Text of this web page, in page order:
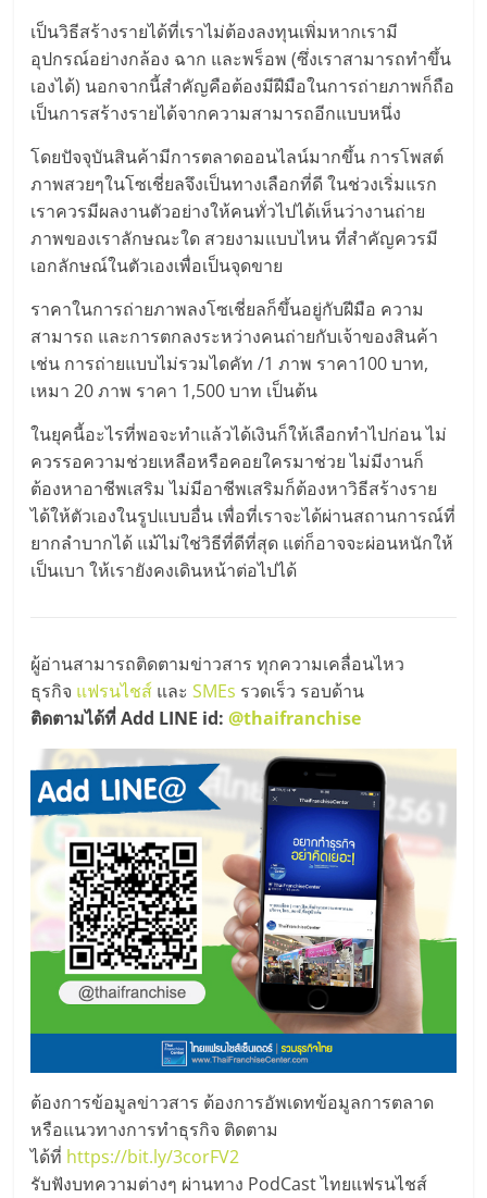
เป็นวิธีสร้างรายได้ที่เราไม่ต้องลงทุนเพิ่มหากเรามี
อุปกรณ์อย่างกล้อง ฉาก และพร็อพ (ซึ่งเราสามารถทำขึ้น
เองได้) นอกจากนี้สำคัญคือต้องมีฝีมือในการถ่ายภาพก็ถือ
เป็นการสร้างรายได้จากความสามารถอีกแบบหนึ่ง
โดยปัจจุบันสินค้ามีการตลาดออนไลน์มากขึ้น การโพสต์
ภาพสวยๆในโซเชี่ยลจึงเป็นทางเลือกที่ดี ในช่วงเริ่มแรก
เราควรมีผลงานตัวอย่างให้คนทั่วไปได้เห็นว่างานถ่าย
ภาพของเราลักษณะใด สวยงามแบบไหน ที่สำคัญควรมี
เอกลักษณ์ในตัวเองเพื่อเป็นจุดขาย
ราคาในการถ่ายภาพลงโซเชี่ยลก็ขึ้นอยู่กับฝีมือ ความ
สามารถ และการตกลงระหว่างคนถ่ายกับเจ้าของสินค้า
เช่น การถ่ายแบบไม่รวมไดคัท /1 ภาพ ราคา100 บาท,
เหมา 20 ภาพ ราคา 1,500 บาท เป็นต้น
ในยุคนี้อะไรที่พอจะทำแล้วได้เงินก็ให้เลือกทำไปก่อน ไม่
ควรรอความช่วยเหลือหรือคอยใครมาช่วย ไม่มีงานก็
ต้องหาอาชีพเสริม ไม่มีอาชีพเสริมก็ต้องหาวิธีสร้างราย
ได้ให้ตัวเองในรูปแบบอื่น เพื่อที่เราจะได้ผ่านสถานการณ์ที่
ยากลำบากได้ แม้ไม่ใช่วิธีที่ดีที่สุด แต่ก็อาจจะผ่อนหนักให้
เป็นเบา ให้เรายังคงเดินหน้าต่อไปได้
ผู้อ่านสามารถติดตามข่าวสาร ทุกความเคลื่อนไหว
ธุรกิจ แฟรนไชส์ และSMEs รวดเร็ว รอบด้าน
ติดตามได้ที่ Add LINE id:@thaifranchise
ต้องการข้อมูลข่าวสาร ต้องการอัพเดทข้อมูลการตลาด
หรือแนวทางการทำธุรกิจ ติดตาม
ได้ที่ https://bit.ly/3corFV2
รับฟังบทความต่างๆ ผ่านทาง PodCast ไทยแฟรนไชส์